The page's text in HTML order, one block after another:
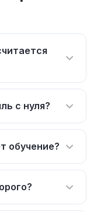
с нуля?
обучение?